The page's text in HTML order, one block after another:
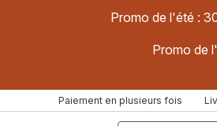
Promo de l'été :
Promo de
Paiement en plusieurs fois
["Poêles
inox,